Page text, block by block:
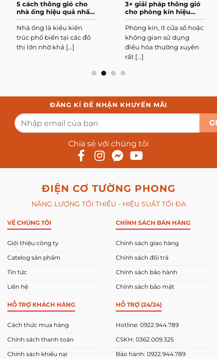
5 cách thông gió cho
nhà ống hiệu quả nhất
hiện nay
Nhà ống là kiểu kiến
trúc phổ biến tại các đô
thị lớn nhờ khả [...]
3+ giải pháp thông gió
cho phòng kín hiệu
quả nhất
Phòng kín, ít cửa sổ hoặc
không gian sử dụng
điều hòa thường xuyên
rất [...]
ĐĂNG KÍ ĐỂ NHẬN KHUYẾN MÃI
Chia sẻ với chúng tôi
ĐIỆN CƠ TƯỜNG PHONG
NĂNG LƯỢNG TỐI THIỂU - HIỆU SUẤT TỐI ĐA
VỀ CHÚNG TÔI
Giới thiệu công ty
Catelog sản phẩm
Tin tức
Liên hệ
CHÍNH SÁCH BÁN HÀNG
Chính sách giao hàng
Chính sách đổi trả
Chính sách bảo hành
Chính sách bảo mật
HỖ TRỢ KHÁCH HÀNG
Cách thức mua hàng
Chính sách thanh toán
Chính sách khiếu nại
HỖ TRỢ (24/24)
Hotline: 0922.944.789
CSKH: 0362.009.325
Bảo hành: 0922.944.789